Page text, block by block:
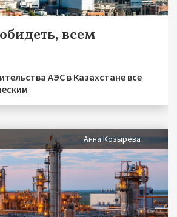
всем
АЭС в Казахстане все
Анна Козырева